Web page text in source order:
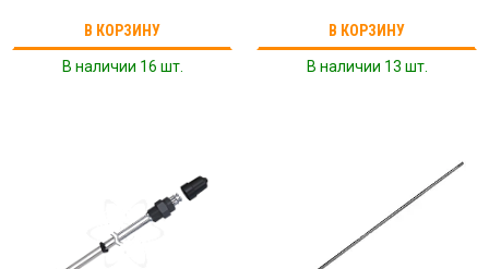
В КОРЗИНУ
В наличии 16 шт.
В КОРЗИНУ
В наличии 13 шт.